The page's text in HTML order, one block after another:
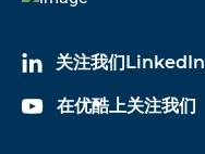
关注我们LinkedIn
在优酷上关注我们